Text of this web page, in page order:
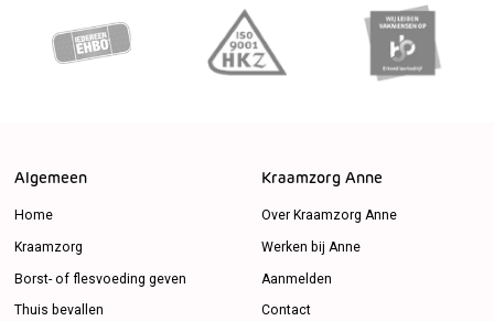
Algemeen
Home
Kraamzorg
Borst- of flesvoeding geven
Thuis bevallen
Kraamzorg Anne
Over Kraamzorg Anne
Werken bij Anne
Aanmelden
Contact